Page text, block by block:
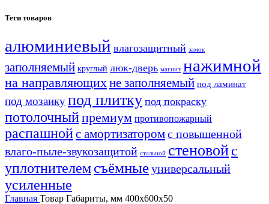
Теги товаров
алюминиевый влагозащитный замок
заполняемый круглый люк-дверь магнит нажимной
на направляющихне заполняемый под ламинат
под мозаикупод плитку под покраску
потолочныйпремиум противопожарный
распашнойс амортизаторомс повышенной
влаго-пыле-звукозащитой стальной стеновойс
уплотнителемсъёмныеуниверсальный
усиленные
Главная Товар Габариты, мм 400x600x50